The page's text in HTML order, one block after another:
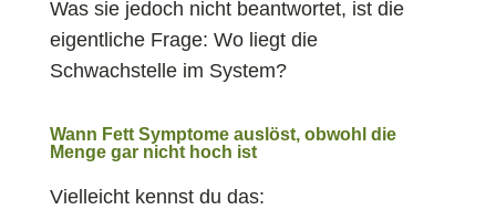
Was sie jedoch nicht beantwortet, ist die
eigentliche Frage: Wo liegt die
Schwachstelle im System?
Wann Fett Symptome auslöst, obwohl die
Menge gar nicht hoch ist
Vielleicht kennst du das: